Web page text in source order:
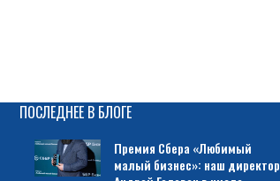
ПОСЛЕДНЕЕ В БЛОГЕ
Премия Сбера «Любимый
малый бизнес»: наш директор